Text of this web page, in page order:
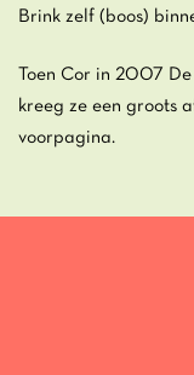
Brink zelf (boos)
Toen Cor in 2007
kreeg ze een groots
voorpagina.